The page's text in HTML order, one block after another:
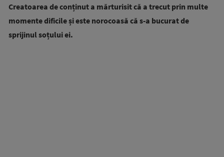
Creatoarea de conținut a mărturisit că a trecut prin multe
momente dificile și este norocoasă că s-a bucurat de
sprijinul soțului ei.